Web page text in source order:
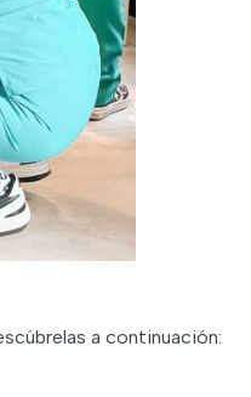
a continuación: